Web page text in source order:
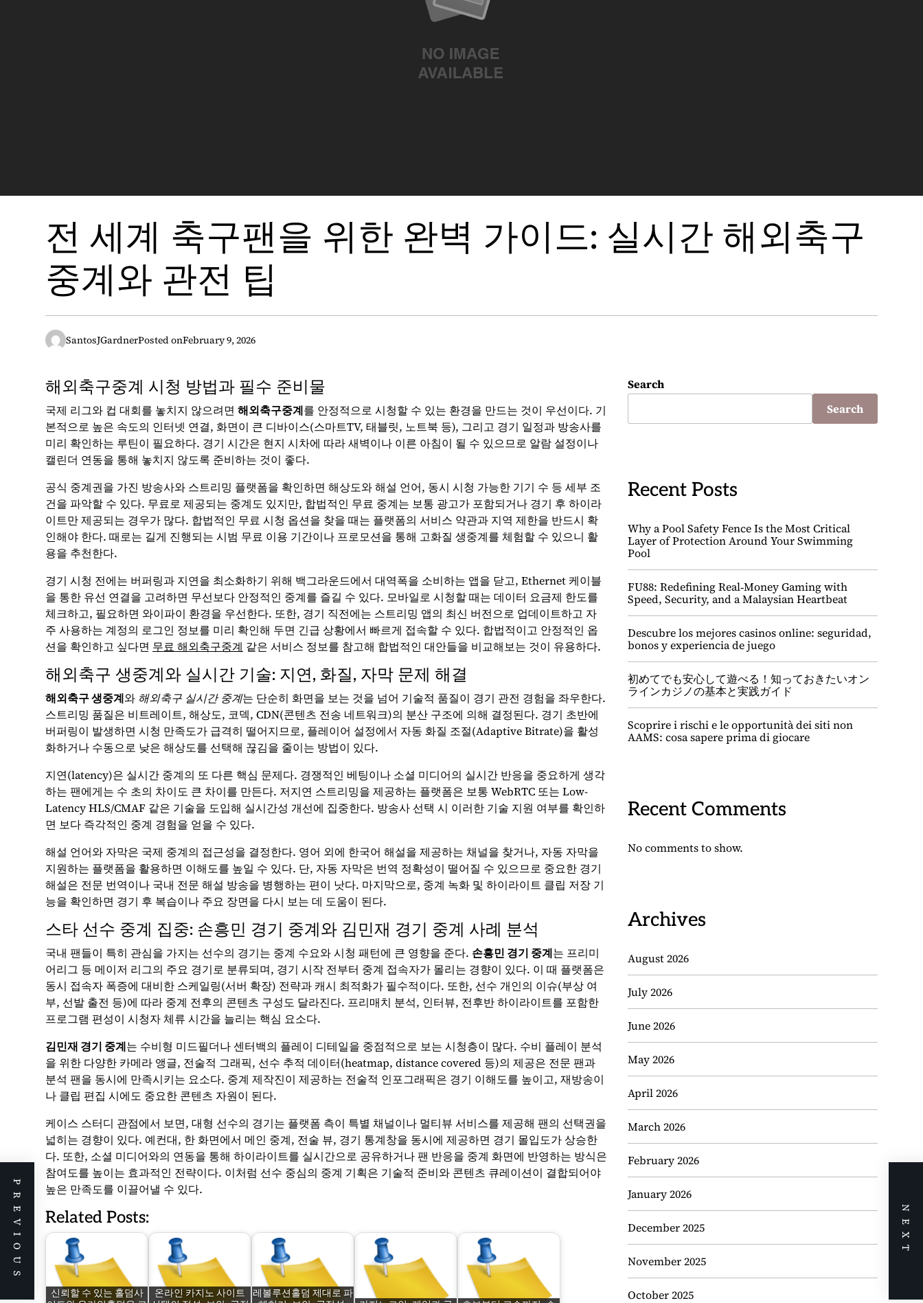
전 세계 축구팬을 위한 완벽 가이드: 실시간 해외축구
중계와 관전 팁
SantosJGardnerPosted onFebruary 9, 2026
해외축구중계 시청 방법과 필수 준비물
국제 리그와 컵 대회를 놓치지 않으려면 해외축구중계를 안정적으로 시청할 수 있는 환경을 만드는 것이 우선이다. 기
본적으로 높은 속도의 인터넷 연결, 화면이 큰 디바이스(스마트TV, 태블릿, 노트북 등), 그리고 경기 일정과 방송사를
미리 확인하는 루틴이 필요하다. 경기 시간은 현지 시차에 따라 새벽이나 이른 아침이 될 수 있으므로 알람 설정이나
캘린더 연동을 통해 놓치지 않도록 준비하는 것이 좋다.
공식 중계권을 가진 방송사와 스트리밍 플랫폼을 확인하면 해상도와 해설 언어, 동시 시청 가능한 기기 수 등 세부 조
건을 파악할 수 있다. 무료로 제공되는 중계도 있지만, 합법적인 무료 중계는 보통 광고가 포함되거나 경기 후 하이라
이트만 제공되는 경우가 많다. 합법적인 무료 시청 옵션을 찾을 때는 플랫폼의 서비스 약관과 지역 제한을 반드시 확
인해야 한다. 때로는 길게 진행되는 시범 무료 이용 기간이나 프로모션을 통해 고화질 생중계를 체험할 수 있으니 활
용을 추천한다.
경기 시청 전에는 버퍼링과 지연을 최소화하기 위해 백그라운드에서 대역폭을 소비하는 앱을 닫고, Ethernet 케이블
을 통한 유선 연결을 고려하면 무선보다 안정적인 중계를 즐길 수 있다. 모바일로 시청할 때는 데이터 요금제 한도를
체크하고, 필요하면 와이파이 환경을 우선한다. 또한, 경기 직전에는 스트리밍 앱의 최신 버전으로 업데이트하고 자
주 사용하는 계정의 로그인 정보를 미리 확인해 두면 긴급 상황에서 빠르게 접속할 수 있다. 합법적이고 안정적인 옵
션을 확인하고 싶다면 무료 해외축구중계 같은 서비스 정보를 참고해 합법적인 대안들을 비교해보는 것이 유용하다.
해외축구 생중계와 실시간 기술: 지연, 화질, 자막 문제 해결
해외축구 생중계와 해외축구 실시간 중계는 단순히 화면을 보는 것을 넘어 기술적 품질이 경기 관전 경험을 좌우한다.
스트리밍 품질은 비트레이트, 해상도, 코덱, CDN(콘텐츠 전송 네트워크)의 분산 구조에 의해 결정된다. 경기 초반에
버퍼링이 발생하면 시청 만족도가 급격히 떨어지므로, 플레이어 설정에서 자동 화질 조절(Adaptive Bitrate)을 활성
화하거나 수동으로 낮은 해상도를 선택해 끊김을 줄이는 방법이 있다.
지연(latency)은 실시간 중계의 또 다른 핵심 문제다. 경쟁적인 베팅이나 소셜 미디어의 실시간 반응을 중요하게 생각
하는 팬에게는 수 초의 차이도 큰 차이를 만든다. 저지연 스트리밍을 제공하는 플랫폼은 보통 WebRTC 또는 Low-
Latency HLS/CMAF 같은 기술을 도입해 실시간성 개선에 집중한다. 방송사 선택 시 이러한 기술 지원 여부를 확인하
면 보다 즉각적인 중계 경험을 얻을 수 있다.
해설 언어와 자막은 국제 중계의 접근성을 결정한다. 영어 외에 한국어 해설을 제공하는 채널을 찾거나, 자동 자막을
지원하는 플랫폼을 활용하면 이해도를 높일 수 있다. 단, 자동 자막은 번역 정확성이 떨어질 수 있으므로 중요한 경기
해설은 전문 번역이나 국내 전문 해설 방송을 병행하는 편이 낫다. 마지막으로, 중계 녹화 및 하이라이트 클립 저장 기
능을 확인하면 경기 후 복습이나 주요 장면을 다시 보는 데 도움이 된다.
스타 선수 중계 집중: 손흥민 경기 중계와 김민재 경기 중계 사례 분석
국내 팬들이 특히 관심을 가지는 선수의 경기는 중계 수요와 시청 패턴에 큰 영향을 준다. 손흥민 경기 중계는 프리미
어리그 등 메이저 리그의 주요 경기로 분류되며, 경기 시작 전부터 중계 접속자가 몰리는 경향이 있다. 이 때 플랫폼은
동시 접속자 폭증에 대비한 스케일링(서버 확장) 전략과 캐시 최적화가 필수적이다. 또한, 선수 개인의 이슈(부상 여
부, 선발 출전 등)에 따라 중계 전후의 콘텐츠 구성도 달라진다. 프리매치 분석, 인터뷰, 전후반 하이라이트를 포함한
프로그램 편성이 시청자 체류 시간을 늘리는 핵심 요소다.
김민재 경기 중계는 수비형 미드필더나 센터백의 플레이 디테일을 중점적으로 보는 시청층이 많다. 수비 플레이 분석
을 위한 다양한 카메라 앵글, 전술적 그래픽, 선수 추적 데이터(heatmap, distance covered 등)의 제공은 전문 팬과
분석 팬을 동시에 만족시키는 요소다. 중계 제작진이 제공하는 전술적 인포그래픽은 경기 이해도를 높이고, 재방송이
나 클립 편집 시에도 중요한 콘텐츠 자원이 된다.
케이스 스터디 관점에서 보면, 대형 선수의 경기는 플랫폼 측이 특별 채널이나 멀티뷰 서비스를 제공해 팬의 선택권을
넓히는 경향이 있다. 예컨대, 한 화면에서 메인 중계, 전술 뷰, 경기 통계창을 동시에 제공하면 경기 몰입도가 상승한
다. 또한, 소셜 미디어와의 연동을 통해 하이라이트를 실시간으로 공유하거나 팬 반응을 중계 화면에 반영하는 방식은
참여도를 높이는 효과적인 전략이다. 이처럼 선수 중심의 중계 기획은 기술적 준비와 콘텐츠 큐레이션이 결합되어야
높은 만족도를 이끌어낼 수 있다.
Related Posts:
신뢰할 수 있는 홀덤사
온라인 카지노 사이트 레볼루션홀덤 제대로 파
Search
Search
Recent Posts
Why a Pool Safety Fence Is the Most Critical
Layer of Protection Around Your Swimming
Pool
FU88: Redefining Real‑Money Gaming with
Speed, Security, and a Malaysian Heartbeat
Descubre los mejores casinos online: seguridad,
bonos y experiencia de juego
初めてでも安心して遊べる！知っておきたいオン
ラインカジノの基本と実践ガイド
Scoprire i rischi e le opportunità dei siti non
AAMS: cosa sapere prima di giocare
Recent Comments
No comments to show.
Archives
August 2026
July 2026
June 2026
May 2026
April 2026
March 2026
February 2026
January 2026
December 2025
November 2025
October 2025
PREVIOUS NEXT